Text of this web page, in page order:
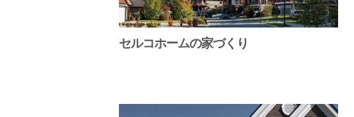
セルコホームの家づくり